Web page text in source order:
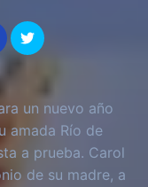
un nuevo año
amada Río de
a prueba. Carol
de su madre, a